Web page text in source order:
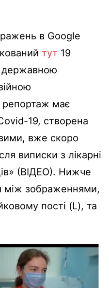
в Google
тут 19
державною
має
19, створена
вже скоро
виписки з лікарні
(ВІДЕО). Нижче
між зображеннями,
пості (L), та